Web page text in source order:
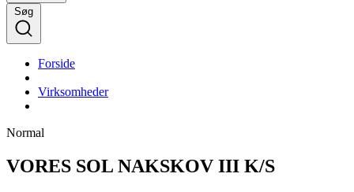
Søg
Forside
Virksomheder
Normal
VORES SOL NAKSKOV III K/S